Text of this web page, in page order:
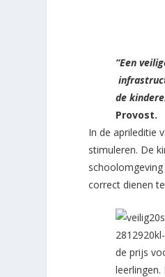
“Een
de
Provost.
In de aprileditie
stimuleren. De
correct dienen
de prijs